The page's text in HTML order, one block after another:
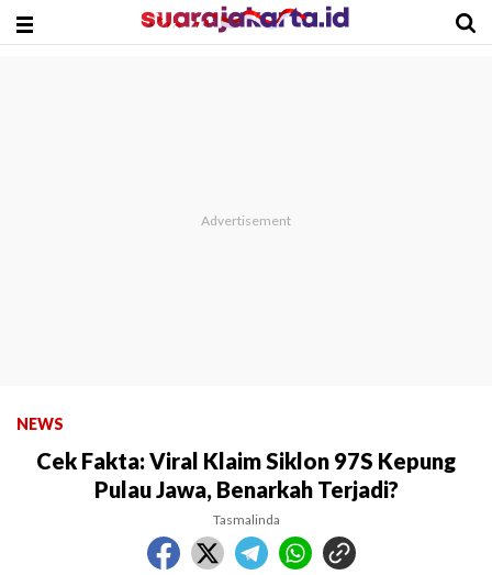
NEWS
Cek Fakta: Viral Klaim Siklon 97S Kepung
Pulau Jawa, Benarkah Terjadi?
Tasmalinda